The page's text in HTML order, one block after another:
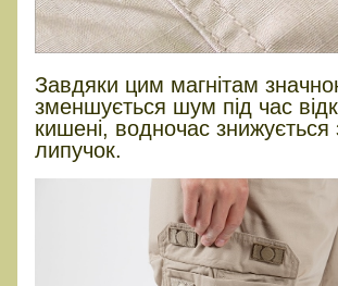
Завдяки цим магнітам
зменшується шум під час
кишені, водночас знижується
липучок.